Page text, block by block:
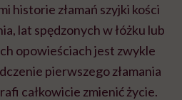
historie złamań szyjki kości
lat spędzonych w łóżku lub
opowieściach jest zwykle
pierwszego złamania
całkowicie zmienić życie.